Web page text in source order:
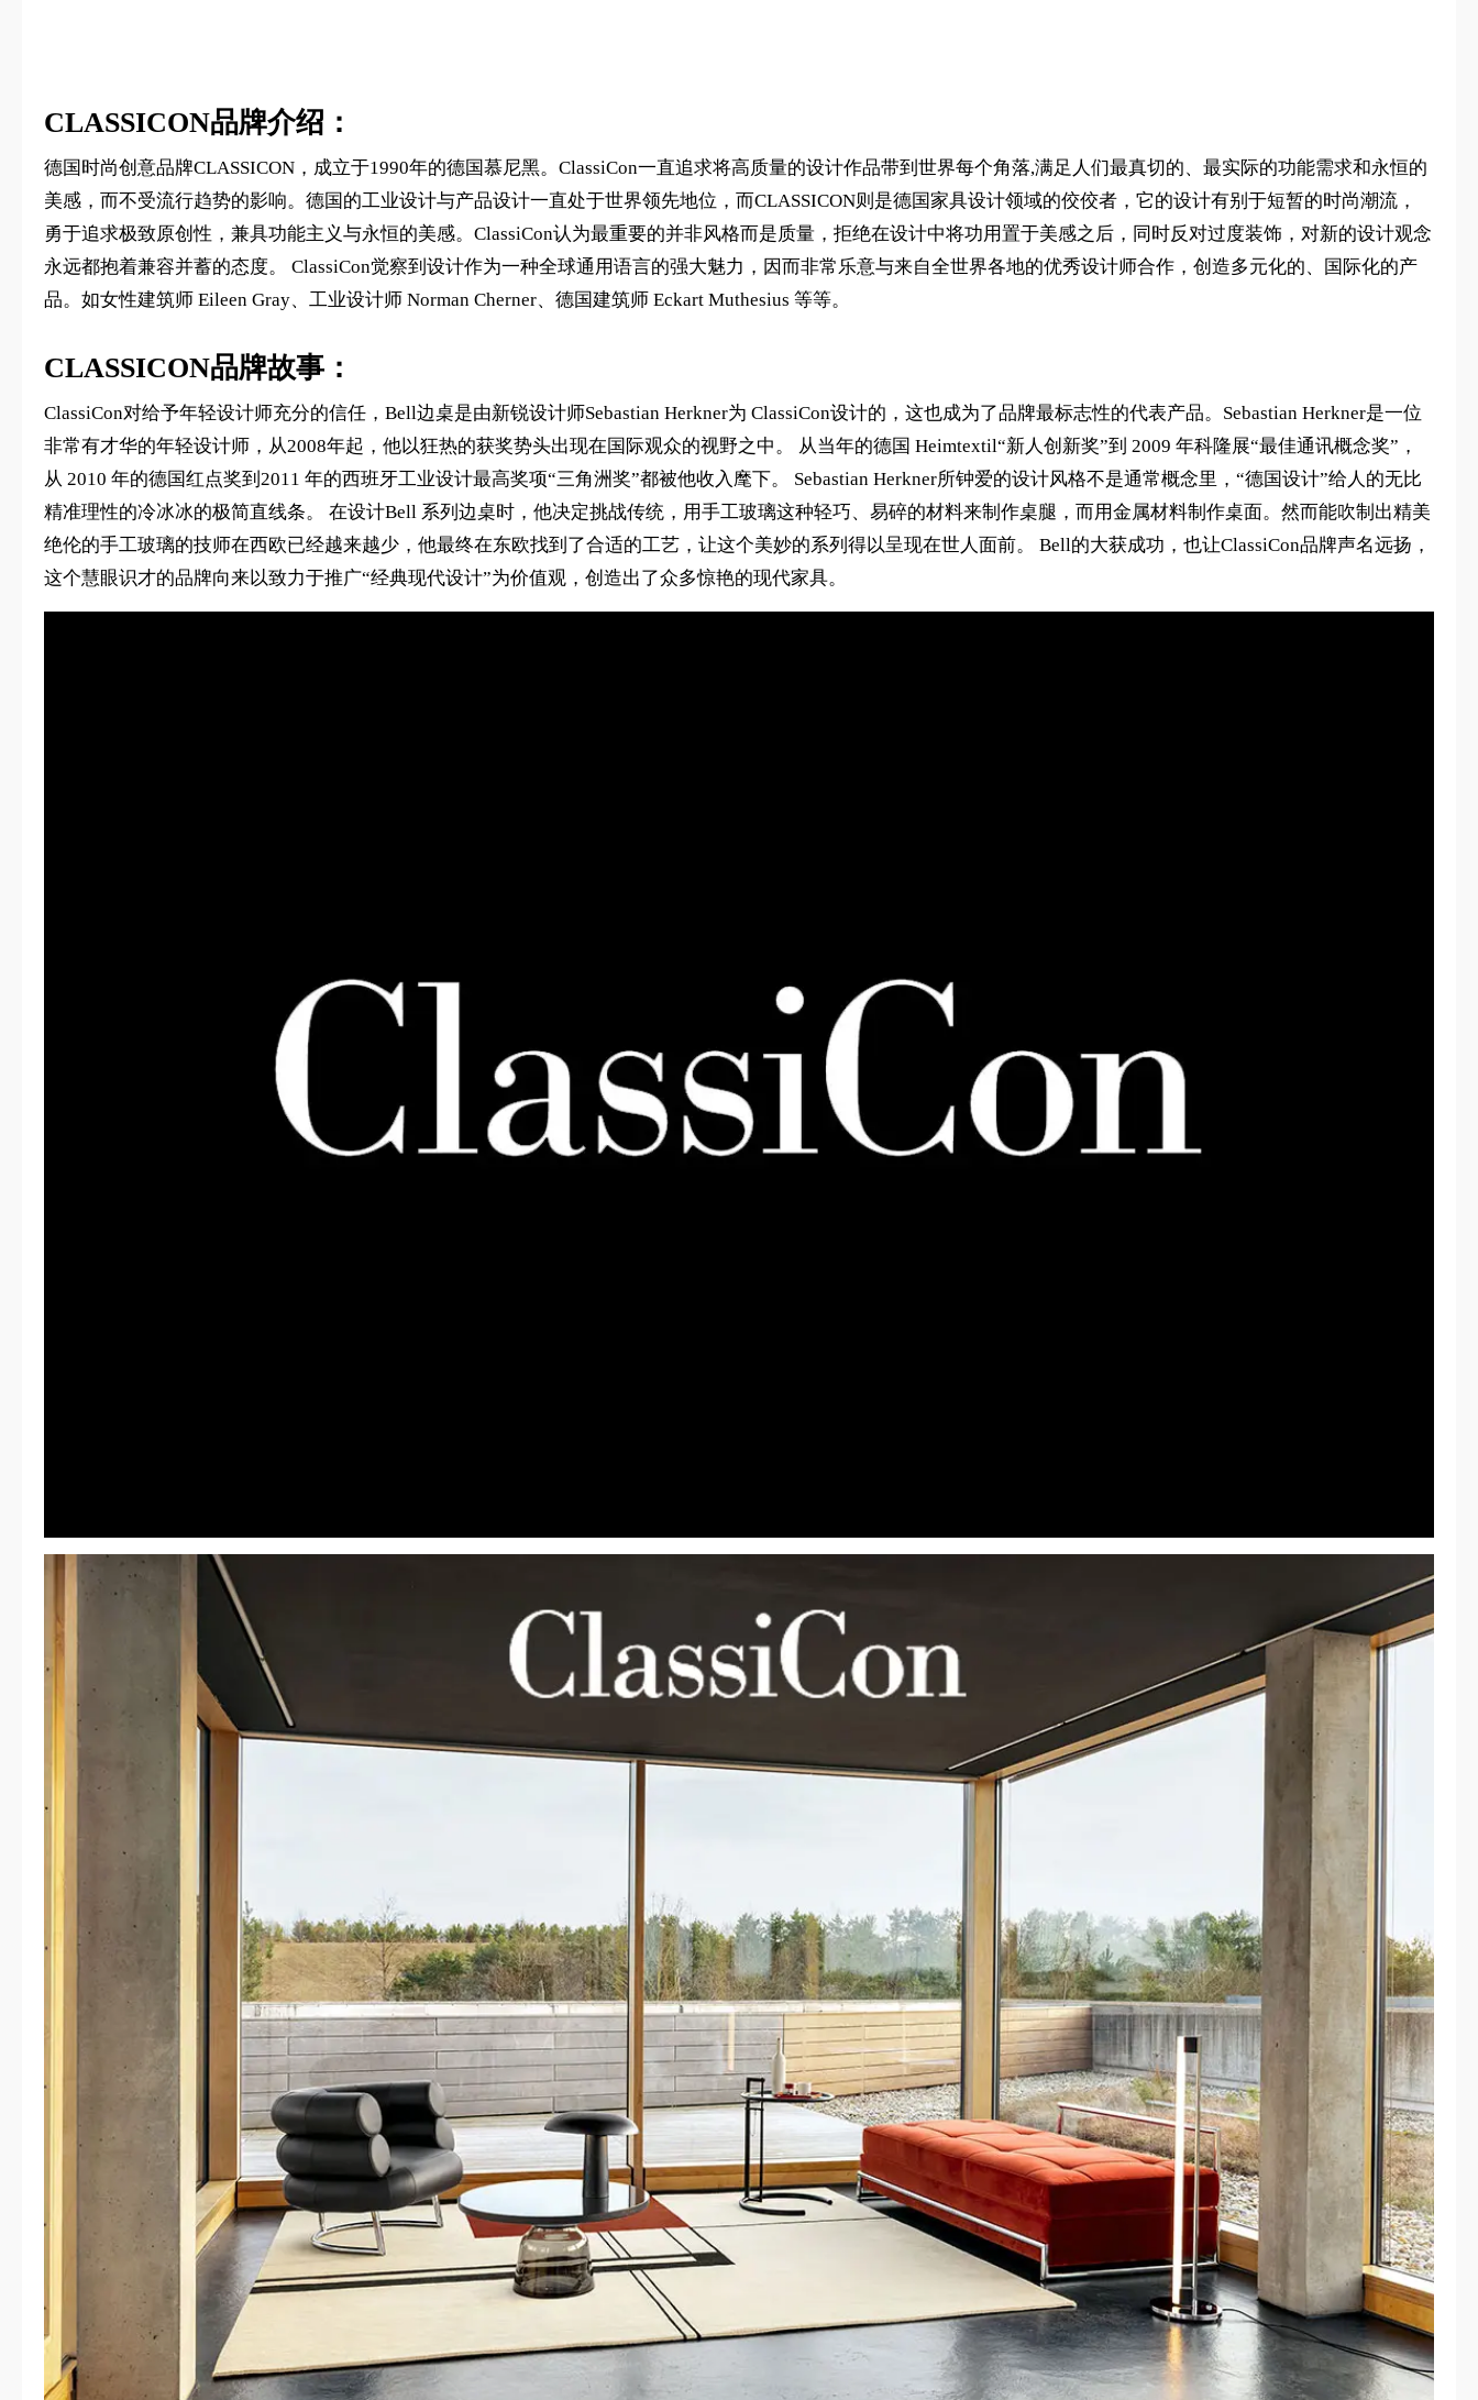
CLASSICON品牌介绍：
德国时尚创意品牌CLASSICON，成立于1990年的德国慕尼黑。ClassiCon一直追求将高质量的设计作品带到世界每个角落,满足人们最真切的、最实际的功能需求和永恒的
美感，而不受流行趋势的影响。德国的工业设计与产品设计一直处于世界领先地位，而CLASSICON则是德国家具设计领域的佼佼者，它的设计有别于短暂的时尚潮流，
勇于追求极致原创性，兼具功能主义与永恒的美感。ClassiCon认为最重要的并非风格而是质量，拒绝在设计中将功用置于美感之后，同时反对过度装饰，对新的设计观念
永远都抱着兼容并蓄的态度。 ClassiCon觉察到设计作为一种全球通用语言的强大魅力，因而非常乐意与来自全世界各地的优秀设计师合作，创造多元化的、国际化的产
品。如女性建筑师 Eileen Gray、工业设计师 Norman Cherner、德国建筑师 Eckart Muthesius 等等。
CLASSICON品牌故事：
ClassiCon对给予年轻设计师充分的信任，Bell边桌是由新锐设计师Sebastian Herkner为 ClassiCon设计的，这也成为了品牌最标志性的代表产品。Sebastian Herkner是一位
非常有才华的年轻设计师，从2008年起，他以狂热的获奖势头出现在国际观众的视野之中。 从当年的德国 Heimtextil“新人创新奖”到 2009 年科隆展“最佳通讯概念奖”，
从 2010 年的德国红点奖到2011 年的西班牙工业设计最高奖项“三角洲奖”都被他收入麾下。 Sebastian Herkner所钟爱的设计风格不是通常概念里，“德国设计”给人的无比
精准理性的冷冰冰的极简直线条。 在设计Bell 系列边桌时，他决定挑战传统，用手工玻璃这种轻巧、易碎的材料来制作桌腿，而用金属材料制作桌面。然而能吹制出精美
绝伦的手工玻璃的技师在西欧已经越来越少，他最终在东欧找到了合适的工艺，让这个美妙的系列得以呈现在世人面前。 Bell的大获成功，也让ClassiCon品牌声名远扬，
这个慧眼识才的品牌向来以致力于推广“经典现代设计”为价值观，创造出了众多惊艳的现代家具。